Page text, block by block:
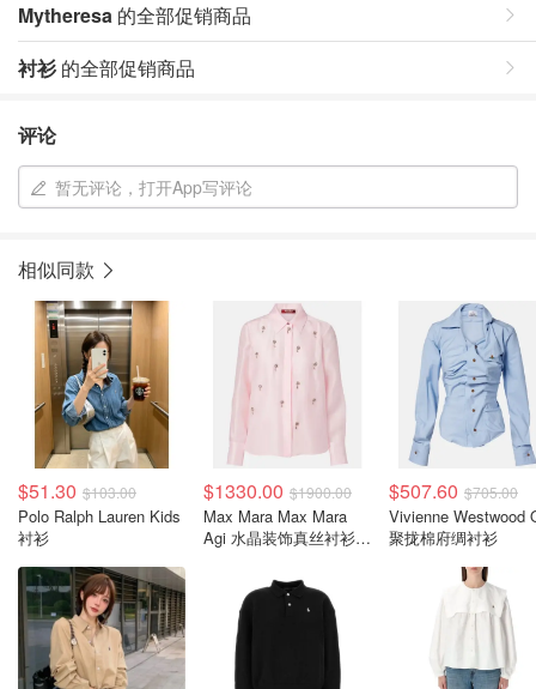
Mytheresa 的全部促销商品
衬衫的全部促销商品
评论
暂无评论，打开App写评论
相似同款
$51.30 $103.00
Polo Ralph Lauren Kids
衬衫
$1330.00 $1900.00
Max Mara Max Mara
Agi 水晶装饰真丝衬衫
$507.60 $705.00
Vivienne Westwood
聚拢棉府绸衬衫